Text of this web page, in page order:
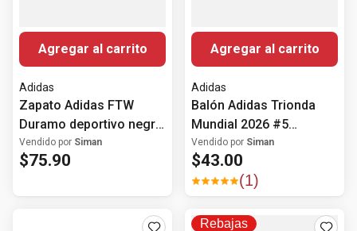
Agregar al carrito
Adidas
Zapato Adidas FTW
Duramo deportivo negro
para hombre
Vendido por Siman
$75.90
Agregar al carrito
Adidas
Balón Adidas Trionda
Mundial 2026 #5
multicolor
Vendido por Siman
$43.00
(1)
Rebajas